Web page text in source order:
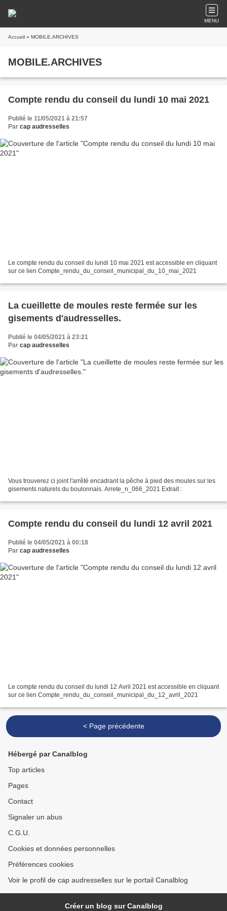
MENU
Accueil » MOBILE.ARCHIVES
MOBILE.ARCHIVES
Compte rendu du conseil du lundi 10 mai 2021
Publié le 11/05/2021 à 21:57
Par cap audresselles
Le compte rendu du conseil du lundi 10 mai 2021 est accessible en cliquant
sur ce lien Compte_rendu_du_conseil_municipal_du_10_mai_2021
La cueillette de moules reste fermée sur les
gisements d'audresselles.
Publié le 04/05/2021 à 23:21
Par cap audresselles
Vous trouverez ci joint l'arrêté encadrant la pêche à pied des moules sur les
gisements naturels du boulonnais. Arrete_n_066_2021 Extrait :
Compte rendu du conseil du lundi 12 avril 2021
Publié le 04/05/2021 à 00:18
Par cap audresselles
Le compte rendu du conseil du lundi 12 Avril 2021 est accessible en cliquant
sur ce lien Compte_rendu_du_conseil_municipal_du_12_avril_2021
< Page précédente
Hébergé par Canalblog
Top articles
Pages
Contact
Signaler un abus
C.G.U.
Cookies et données personnelles
Préférences cookies
Voir le profil de cap audresselles sur le portail Canalblog
Créer un blog sur Canalblog